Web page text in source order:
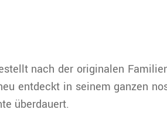
nach der originalen
entdeckt in seinem ganzen
überdauert.